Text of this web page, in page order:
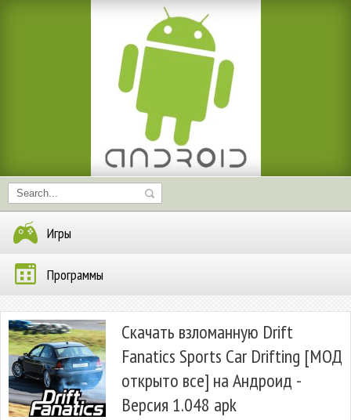
Игры
Программы
Скачать взломанную Drift
Fanatics Sports Car Drifting [МОД
открыто все] на Андроид -
Версия 1.048 apk